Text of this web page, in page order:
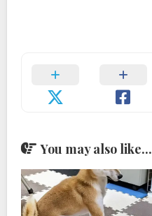
You may also like...